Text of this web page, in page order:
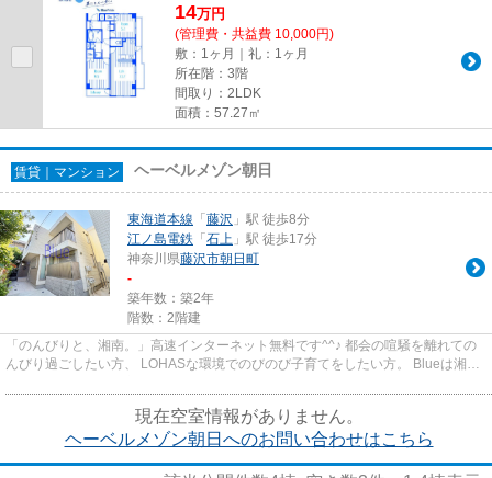
14万円
(管理費・共益費 10,000円)
敷：1ヶ月｜礼：1ヶ月
所在階：3階
間取り：2LDK
面積：57.27㎡
賃貸｜マンション ヘーベルメゾン朝日
東海道本線 「 藤沢 」駅 徒歩8分
江ノ島電鉄 「 石上 」駅 徒歩17分
神奈川県藤沢市朝日町
-
築年数：築2年
階数：2階建
「のんびりと、湘南。」高速インターネット無料です^^♪ 都会の喧騒を離れての
んびり過ごしたい方、 LOHASな環境でのびのび子育てをしたい方。 Blueは湘南
現在空室情報がありません。
ヘーベルメゾン朝日へのお問い合わせはこちら